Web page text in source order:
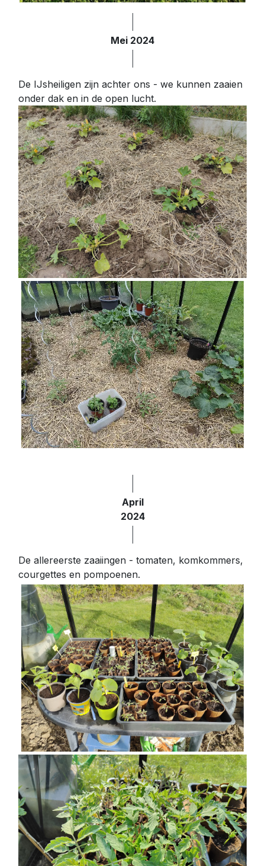
Mei 2024
De IJsheiligen zijn achter ons - we kunnen zaaien
onder dak en in de open lucht.
April
2024
De allereerste zaaiingen - tomaten, komkommers,
courgettes en pompoenen.